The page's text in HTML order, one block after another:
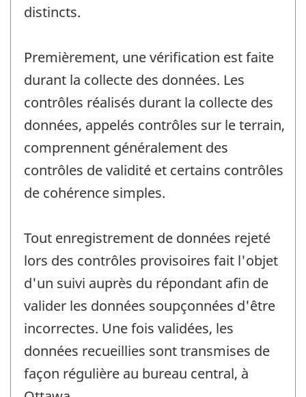
distincts.
Premièrement, une vérification est faite
durant la collecte des données. Les
contrôles réalisés durant la collecte des
données, appelés contrôles sur le terrain,
comprennent généralement des
contrôles de validité et certains contrôles
de cohérence simples.
Tout enregistrement de données rejeté
lors des contrôles provisoires fait l'objet
d'un suivi auprès du répondant afin de
valider les données soupçonnées d'être
incorrectes. Une fois validées, les
données recueillies sont transmises de
façon régulière au bureau central, à